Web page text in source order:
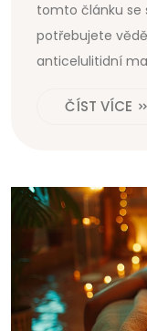
tomto článku se
potřebujete
anticelulitidní
výhody. Je
ČÍST VÍCE